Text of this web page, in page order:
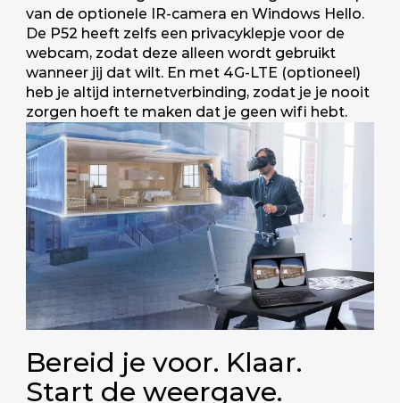
van de optionele IR-camera en Windows Hello.
De P52 heeft zelfs een privacyklepje voor de
webcam, zodat deze alleen wordt gebruikt
wanneer jij dat wilt. En met 4G-LTE (optioneel)
heb je altijd internetverbinding, zodat je je nooit
zorgen hoeft te maken dat je geen wifi hebt.
Bereid je voor. Klaar.
Start de weergave.